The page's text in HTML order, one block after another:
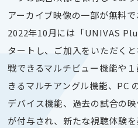
アーカイブ映像の一部が無料で
2022年10月には「UNIVAS
タートし、ご加入をいただく
戦できるマルチビュー機能や
きるマルチアングル機能、PC
デバイス機能、過去の試合の
が付与され、新たな視聴体験を